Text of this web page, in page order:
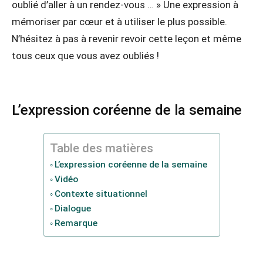
oublié d’aller à un rendez-vous … » Une expression à
mémoriser par cœur et à utiliser le plus possible.
N’hésitez à pas à revenir revoir cette leçon et même
tous ceux que vous avez oubliés !
L’expression coréenne de la semaine
Table des matières
L’expression coréenne de la semaine
Vidéo
Contexte situationnel
Dialogue
Remarque